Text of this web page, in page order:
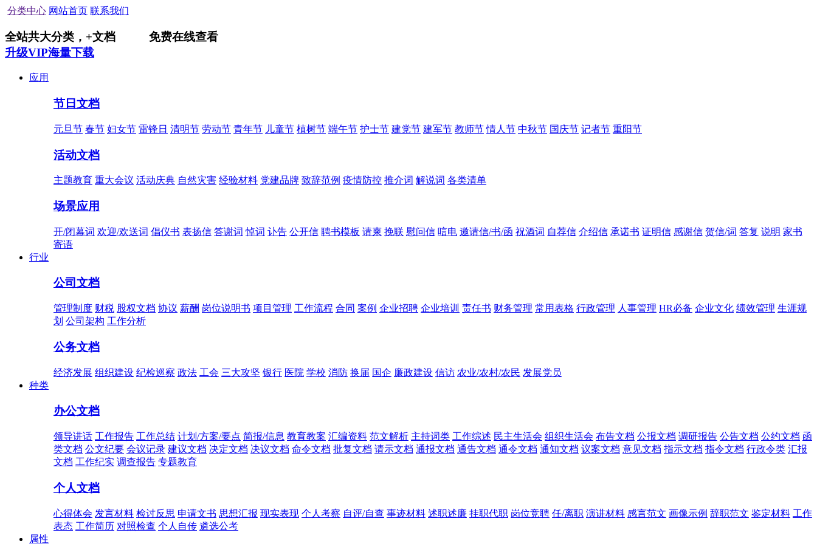
分类中心 网站首页 联系我们
全站共大分类， +文档
免费在线查看
升级VIP海量下载
应用
节日文档
元旦节 春节 妇女节 雷锋日 清明节 劳动节 青年节 儿童节 植树节 端午节 护士节 建党节 建军节 教师节 情人节 中秋节 国庆节 记者节 重阳节
活动文档
主题教育 重大会议 活动庆典 自然灾害 经验材料 党建品牌 致辞范例 疫情防控 推介词 解说词 各类清单
场景应用
开/闭幕词 欢迎/欢送词 倡仪书 表扬信 答谢词 悼词 讣告 公开信 聘书模板 请柬 挽联 慰问信 唁电 邀请信/书/函 祝酒词 自荐信 介绍信 承诺书 证明信 感谢信 贺信/词 答复 说明 家书
寄语
行业
公司文档
管理制度 财税 股权文档 协议 薪酬 岗位说明书 项目管理 工作流程 合同 案例 企业招聘 企业培训 责任书 财务管理 常用表格 行政管理 人事管理 HR必备 企业文化 绩效管理 生涯规
划 公司架构 工作分析
公务文档
经济发展 组织建设 纪检巡察 政法 工会 三大攻坚 银行 医院 学校 消防 换届 国企 廉政建设 信访 农业/农村/农民 发展党员
种类
办公文档
领导讲话 工作报告 工作总结 计划/方案/要点 简报/信息 教育教案 汇编资料 范文解析 主持词类 工作综述 民主生活会 组织生活会 布告文档 公报文档 调研报告 公告文档 公约文档 函
类文档 公文纪要 会议记录 建议文档 决定文档 决议文档 命令文档 批复文档 请示文档 通报文档 通告文档 通令文档 通知文档 议案文档 意见文档 指示文档 指令文档 行政令类 汇报
文档 工作纪实 调查报告 专题教育
个人文档
心得体会 发言材料 检讨反思 申请文书 思想汇报 现实表现 个人考察 自评/自查 事迹材料 述职述廉 挂职代职 岗位竞聘 任/离职 演讲材料 感言范文 画像示例 辞职范文 鉴定材料 工作
表态 工作简历 对照检查 个人自传 遴选公考
属性